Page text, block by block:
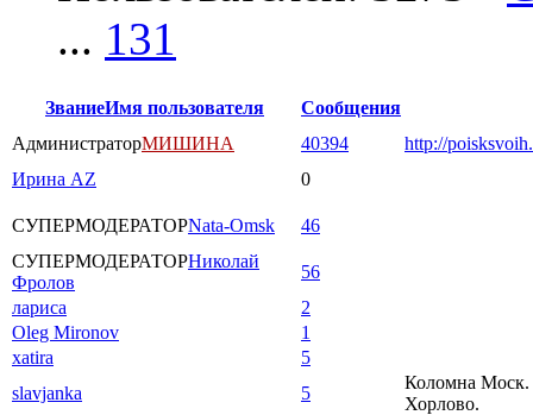
... 131
ЗваниеИмя пользователя
Сообщения
АдминистраторМИШИНА 40394
http://
Ирина AZ
0
СУПЕРМОДЕРАТОРNata-Omsk
46
СУПЕРМОДЕРАТОРНиколай
Фролов
56
лариса
2
Oleg Mironov
1
xatira
5
slavjanka
5
Коломна Моск.
Хорлово.